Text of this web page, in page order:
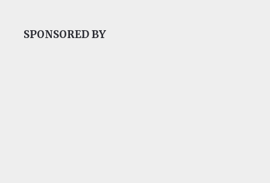
SPONSORED BY